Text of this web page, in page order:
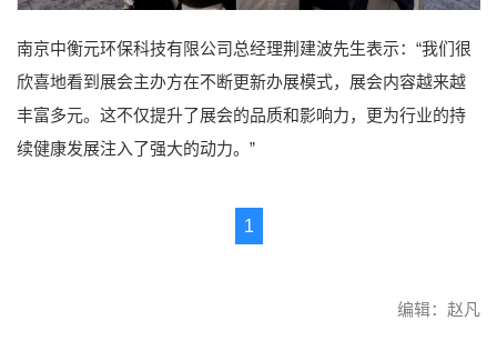
南京中衡元环保科技有限公司总经理荆建波先生表示：“我们很
欣喜地看到展会主办方在不断更新办展模式，展会内容越来越
丰富多元。这不仅提升了展会的品质和影响力，更为行业的持
续健康发展注入了强大的动力。”
1
编辑：赵凡